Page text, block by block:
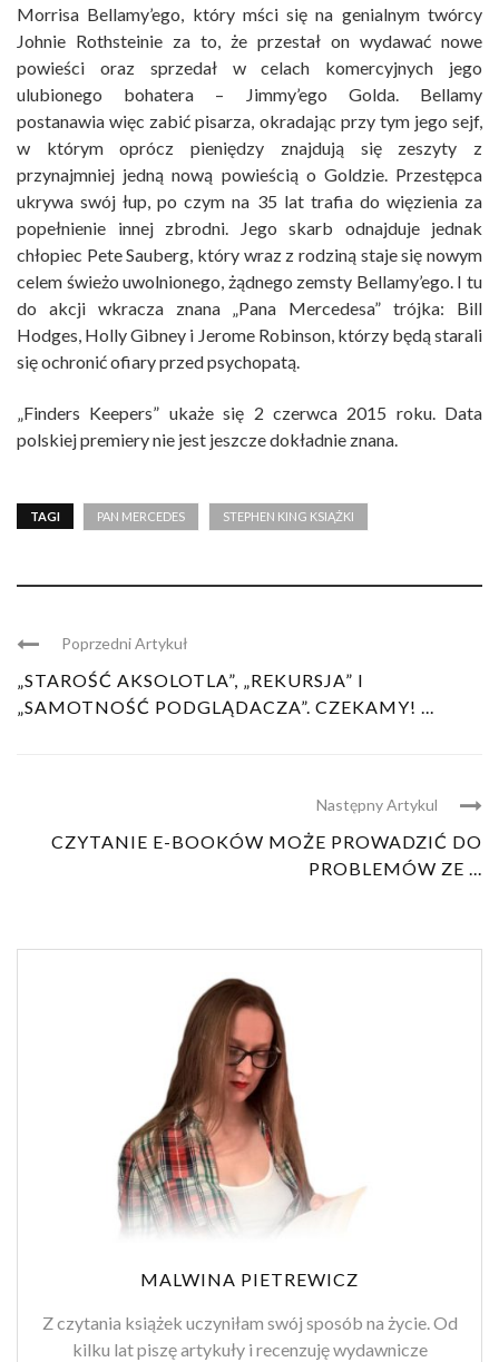
Morrisa Bellamy’ego, który mści się na genialnym twórcy
Johnie Rothsteinie za to, że przestał on wydawać nowe
powieści oraz sprzedał w celach komercyjnych jego
ulubionego bohatera – Jimmy’ego Golda. Bellamy
postanawia więc zabić pisarza, okradając przy tym jego sejf,
w którym oprócz pieniędzy znajdują się zeszyty z
przynajmniej jedną nową powieścią o Goldzie. Przestępca
ukrywa swój łup, po czym na 35 lat trafia do więzienia za
popełnienie innej zbrodni. Jego skarb odnajduje jednak
chłopiec Pete Sauberg, który wraz z rodziną staje się nowym
celem świeżo uwolnionego, żądnego zemsty Bellamy’ego. I tu
do akcji wkracza znana „Pana Mercedesa” trójka: Bill
Hodges, Holly Gibney i Jerome Robinson, którzy będą starali
się ochronić ofiary przed psychopatą.
„Finders Keepers” ukaże się 2 czerwca 2015 roku. Data
polskiej premiery nie jest jeszcze dokładnie znana.
TAGI PAN MERCEDES STEPHEN KING KSIĄŻKI
Poprzedni Artykuł
„STAROŚĆ AKSOLOTLA”, „REKURSJA” I
„SAMOTNOŚĆ PODGLĄDACZA”. CZEKAMY! ...
Następny Artykul
CZYTANIE E-BOOKÓW MOŻE PROWADZIĆ DO
PROBLEMÓW ZE ...
MALWINA PIETREWICZ
Z czytania książek uczyniłam swój sposób na życie. Od
kilku lat piszę artykuły i recenzuję wydawnicze